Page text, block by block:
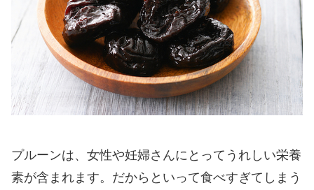
プルーンは、女性や妊婦さんにとってうれしい栄養
素が含まれます。だからといって食べすぎてしまう